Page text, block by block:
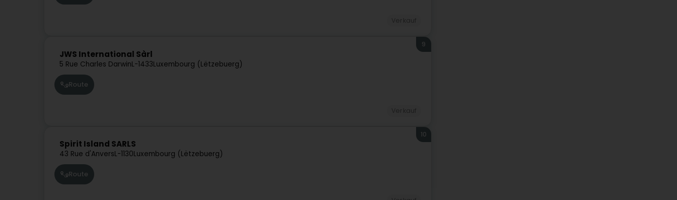
JWS International Sàrl
5 Rue Charles DarwinL-1433Luxembourg (Lëtzebuerg)
9
Route
Spirit Island SARLS
43 Rue d'AnversL-1130Luxembourg (Lëtzebuerg)
10
Route